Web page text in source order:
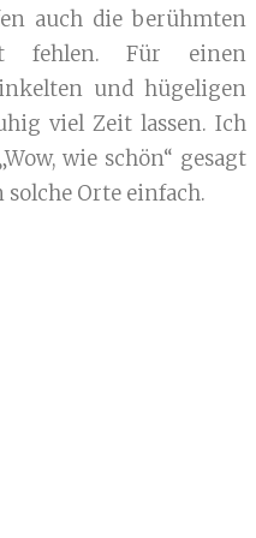
auch die berühmten
fehlen. Für einen
und hügeligen
viel Zeit lassen. Ich
wie schön“ gesagt
Orte einfach.